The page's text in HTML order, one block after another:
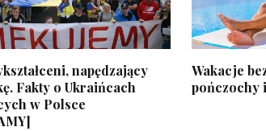
napędzający
Fakty o Ukraińcach
w Polsce
Wakacje
pończochy